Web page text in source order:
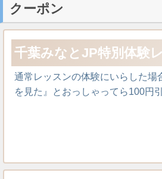
クーポン
千葉みなとJP特別体験
通常レッスンの体験にいらした場
を見た』とおっしゃってら100円